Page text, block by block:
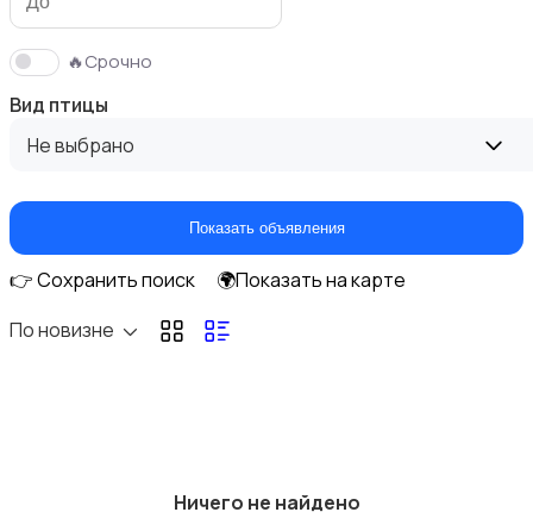
Грызуны
🔥Срочно
Вид птицы
Не выбрано
Показать объявления
👉 Сохранить поиск
🌍Показать на карте
По новизне
Ничего не найдено